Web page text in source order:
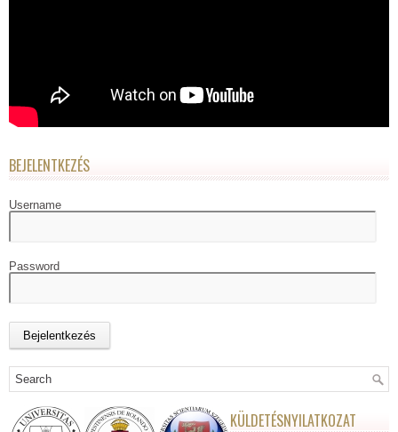
BEJELENTKEZÉS
Username
Password
KÜLDETÉSNYILATKOZAT